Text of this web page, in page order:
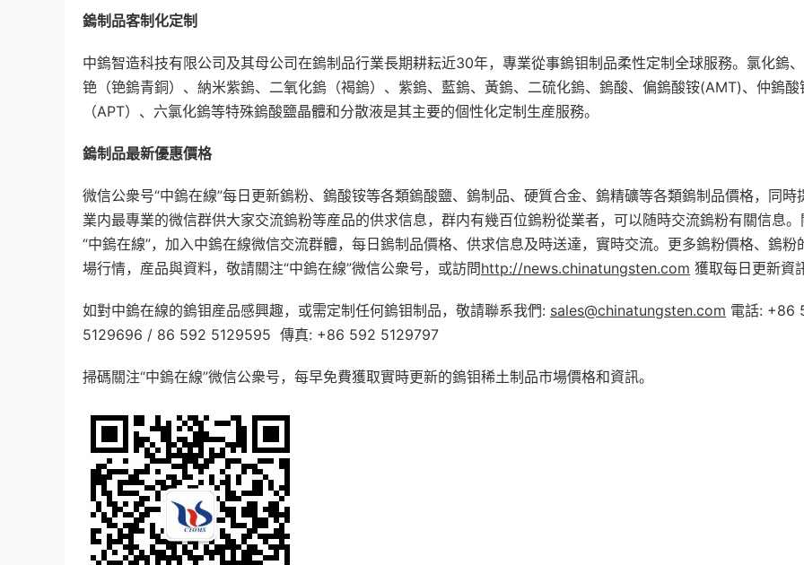
鎢制品客制化定制
中鎢智造科技有限公司及其母公司在鎢制品行業長期耕耘近30年，專業從事鎢钼制品柔性定制全球服務。氯化鎢
铯（铯鎢青銅）、納米紫鎢、二氧化鎢（褐鎢）、紫鎢、藍鎢、黃鎢、二硫化鎢、鎢酸、偏鎢酸铵(AMT)、仲鎢酸
（APT）、六氯化鎢等特殊鎢酸鹽晶體和分散液是其主要的個性化定制生産服務。
鎢制品最新優惠價格
微信公衆号“中鎢在線”每日更新鎢粉、鎢酸铵等各類鎢酸鹽、鎢制品、硬質合金、鎢精礦等各類鎢制品價格，同時
業内最專業的微信群供大家交流鎢粉等産品的供求信息，群内有幾百位鎢粉從業者，可以随時交流鎢粉有關信息。
“中鎢在線”，加入中鎢在線微信交流群體，每日鎢制品價格、供求信息及時送達，實時交流。更多鎢粉價格、鎢粉
場行情，産品與資料，敬請關注“中鎢在線”微信公衆号，或訪問http://news.chinatungsten.com 獲取每日更新資
如對中鎢在線的鎢钼産品感興趣，或需定制任何鎢钼制品，敬請聯系我們: sales@chinatungsten.com 電話: +86
5129696 / 86 592 5129595 傳真: +86 592 5129797
掃碼關注“中鎢在線”微信公衆号，每早免費獲取實時更新的鎢钼稀土制品市場價格和資訊。